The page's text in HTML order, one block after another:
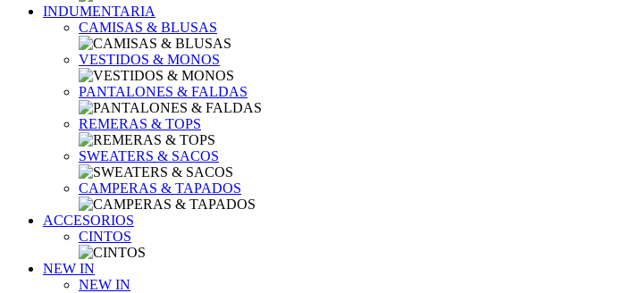
INDUMENTARIA
CAMISAS & BLUSAS
VESTIDOS & MONOS
PANTALONES & FALDAS
REMERAS & TOPS
SWEATERS & SACOS
CAMPERAS & TAPADOS
ACCESORIOS
CINTOS
NEW IN
NEW IN